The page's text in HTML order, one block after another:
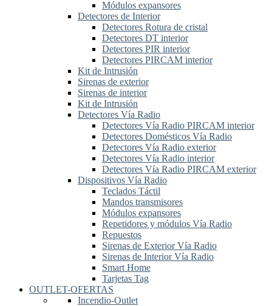
Módulos expansores
Detectores de Interior
Detectores Rotura de cristal
Detectores DT interior
Detectores PIR interior
Detectores PIRCAM interior
Kit de Intrusión
Sirenas de exterior
Sirenas de interior
Kit de Intrusión
Detectores Vía Radio
Detectores Vía Radio PIRCAM interior
Detectores Domésticos Vía Radio
Detectores Vía Radio exterior
Detectores Vía Radio interior
Detectores Vía Radio PIRCAM exterior
Dispositivos Vía Radio
Teclados Táctil
Mandos transmisores
Módulos expansores
Repetidores y módulos Vía Radio
Repuestos
Sirenas de Exterior Vía Radio
Sirenas de Interior Vía Radio
Smart Home
Tarjetas Tag
OUTLET-OFERTAS
Incendio-Outlet